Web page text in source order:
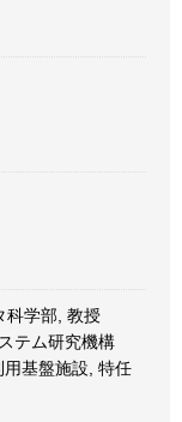
科学部, 教授
テム研究機構
基盤施設, 特任